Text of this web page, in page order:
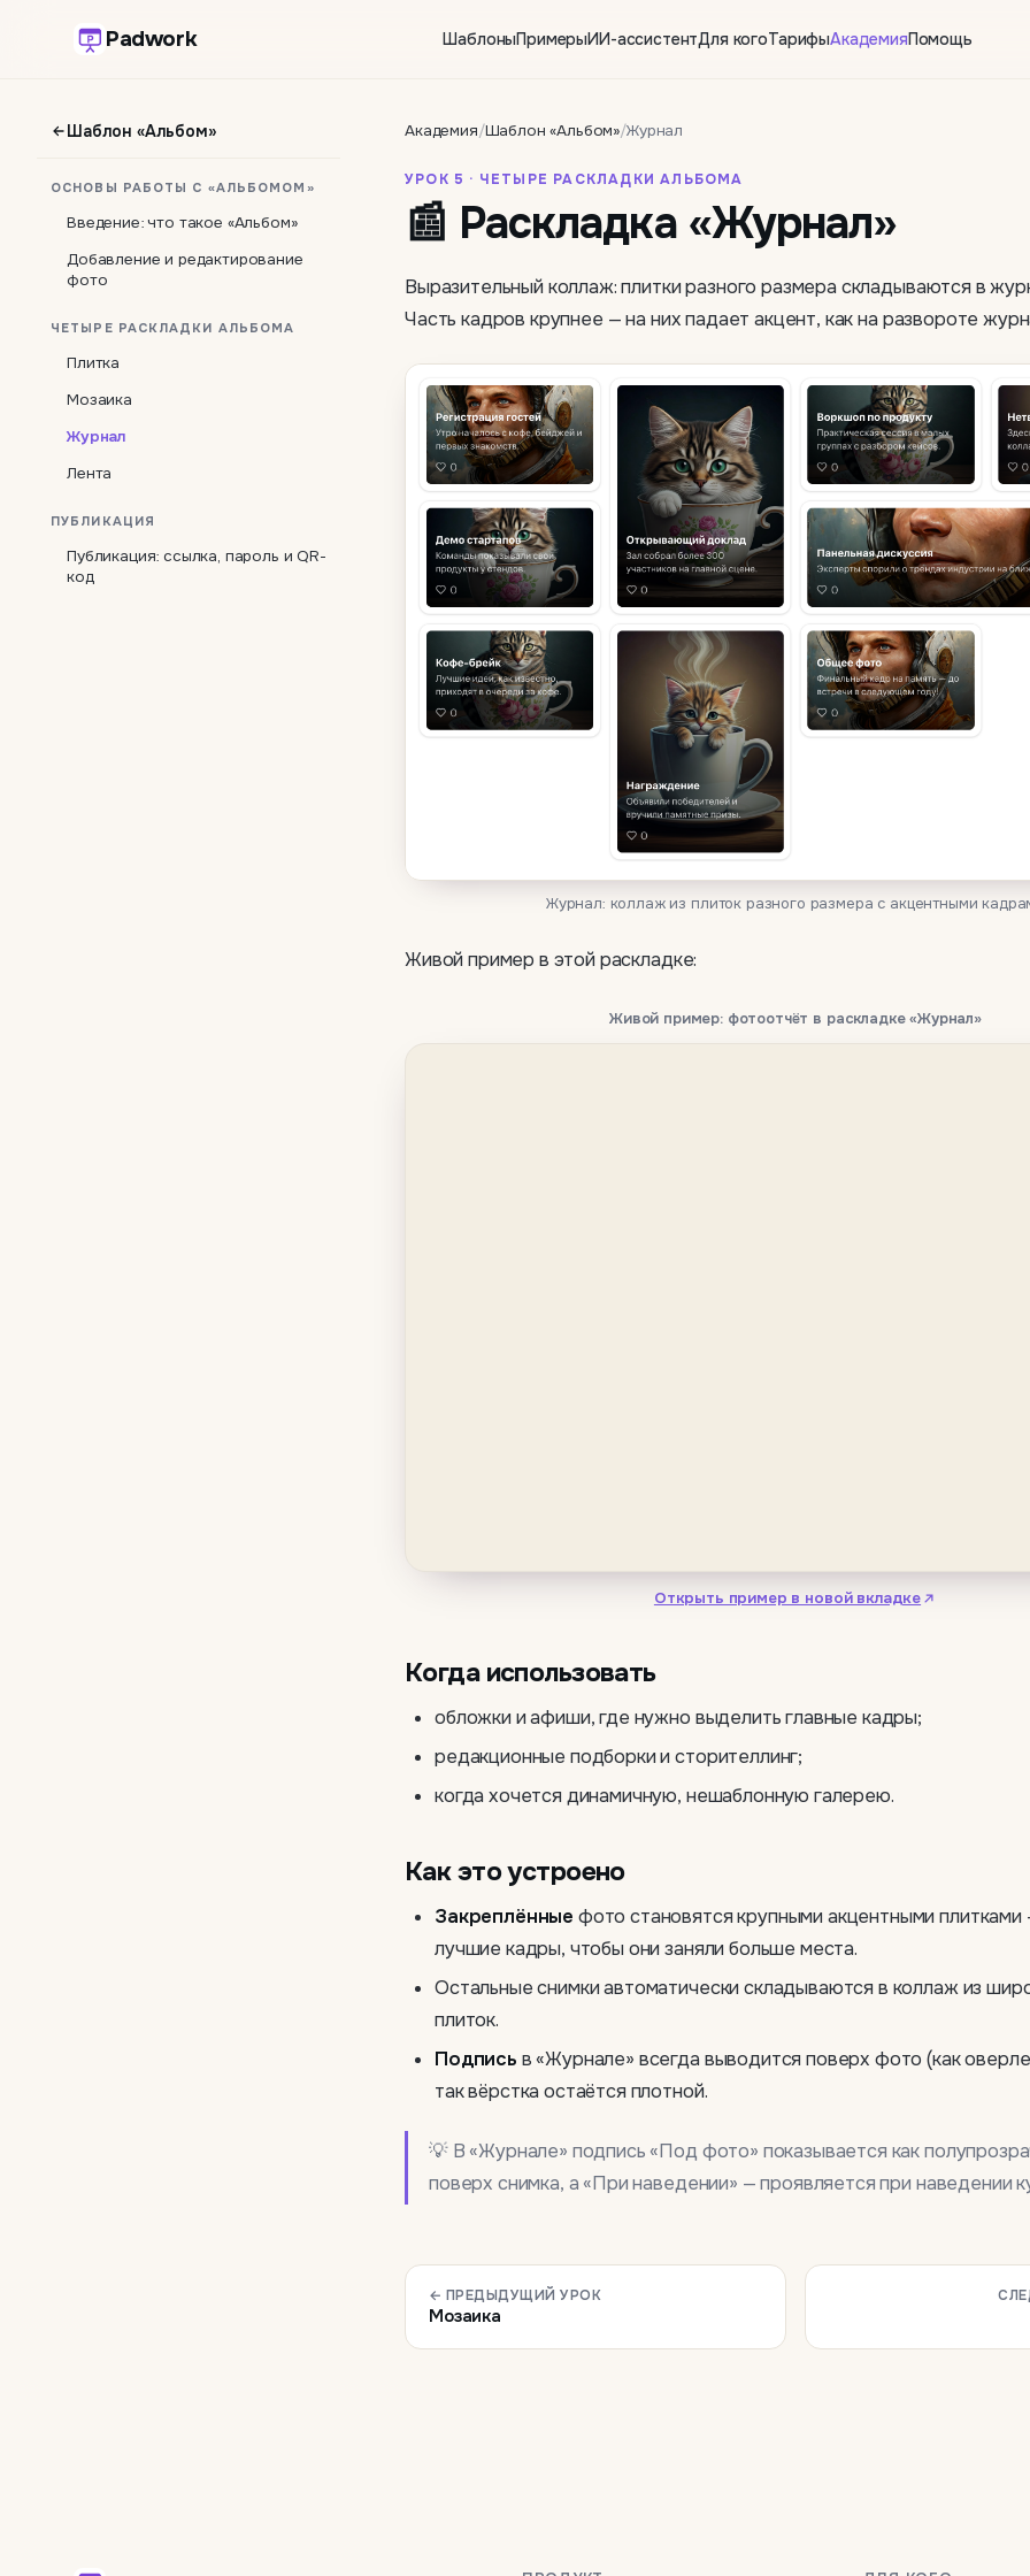
Padwork ШаблоныПримерыИИ-ассистентДля когоТарифыАкадемияПомощь
Шаблон «Альбом»
ОСНОВЫ РАБОТЫ С «АЛЬБОМОМ»
Введение: что такое «Альбом»
Добавление и редактирование
фото
ЧЕТЫРЕ РАСКЛАДКИ АЛЬБОМА
Плитка
Мозаика
Журнал
Лента
ПУБЛИКАЦИЯ
Публикация: ссылка, пароль и QR-
код
Академия/Шаблон «Альбом»/Журнал
УРОК 5 · ЧЕТЫРЕ РАСКЛАДКИ АЛЬБОМА
📰 Раскладка «Журнал»
Выразительный коллаж: плитки разного размера складываются в
Часть кадров крупнее — на них падает акцент, как на развороте
Журнал: коллаж из плиток разного размера с акцентными
Живой пример в этой раскладке:
Живой пример: фотоотчёт в раскладке «Журнал»
Открыть пример в новой вкладке
Когда использовать
обложки и афиши, где нужно выделить главные кадры;
редакционные подборки и сторителлинг;
когда хочется динамичную, нешаблонную галерею.
Как это устроено
Закреплённые фото становятся крупными акцентными плитками
лучшие кадры, чтобы они заняли больше места.
Остальные снимки автоматически складываются в коллаж из
плиток.
Подпись в «Журнале» всегда выводится поверх фото (как
так вёрстка остаётся плотной.
💡 В «Журнале» подпись «Под фото» показывается как
поверх снимка, а «При наведении» — проявляется при наведении
← ПРЕДЫДУЩИЙ УРОК
Мозаика